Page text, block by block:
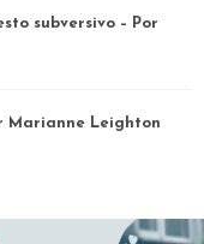
subversivo – Por
Marianne Leighton